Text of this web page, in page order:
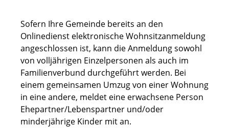
Sofern Ihre Gemeinde bereits an den
Onlinedienst elektronische Wohnsitzanmeldung
angeschlossen ist, kann die Anmeldungsowohl
von volljährigen Einzelpersonen als auch im
Familienverbund durchgeführt werden. Bei
einem gemeinsamen Umzug von einer Wohnung
in eine andere, meldet eine erwachsene Person
Ehepartner/Lebenspartner und/oder
minderjährige Kinder mit an.